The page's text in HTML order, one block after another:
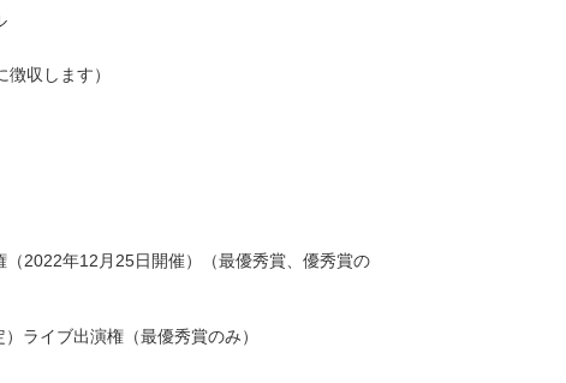
収します）
2022年12月25日開催）（最優秀賞、優秀賞の
ライブ出演権（最優秀賞のみ）